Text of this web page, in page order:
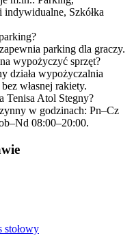
indywidualne, Szkółka
parking dla graczy.
wypożyczyć sprzęt?
działa wypożyczalnia
własnej rakiety.
Tenisa Atol Stegny?
w godzinach: Pn–Cz
08:00–20:00.
stołowy